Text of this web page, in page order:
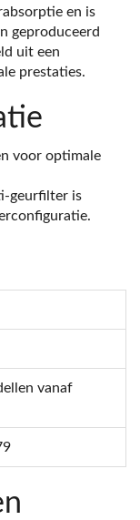
en is
geproduceerd
uit een
prestaties.
voor optimale
geurfilter is
vanaf